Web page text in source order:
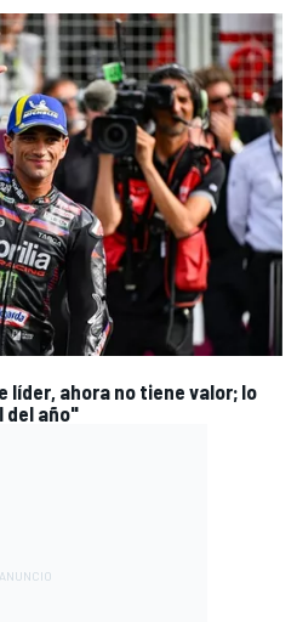
líder, ahora no tiene valor; lo
del año"